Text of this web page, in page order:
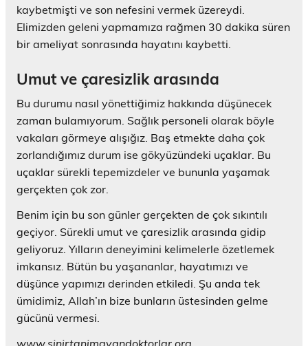
kaybetmişti ve son nefesini vermek üzereydi.
Elimizden geleni yapmamıza rağmen 30 dakika süren
bir ameliyat sonrasında hayatını kaybetti.
Umut ve çaresizlik arasında
Bu durumu nasıl yönettiğimiz hakkında düşünecek
zaman bulamıyorum. Sağlık personeli olarak böyle
vakaları görmeye alışığız. Baş etmekte daha çok
zorlandığımız durum ise gökyüzündeki uçaklar. Bu
uçaklar sürekli tepemizdeler ve bununla yaşamak
gerçekten çok zor.
Benim için bu son günler gerçekten de çok sıkıntılı
geçiyor. Sürekli umut ve çaresizlik arasında gidip
geliyoruz. Yılların deneyimini kelimelerle özetlemek
imkansız. Bütün bu yaşananlar, hayatımızı ve
düşünce yapımızı derinden etkiledi. Şu anda tek
ümidimiz, Allah’ın bize bunların üstesinden gelme
gücünü vermesi.
www.sinirtanimayandoktorlar.org